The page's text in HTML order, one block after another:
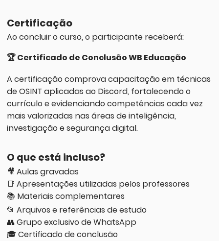
Certificação
Ao concluir o curso, o participante receberá:
🏆 Certificado de Conclusão WB Educação
A certificação comprova capacitação em técnicas
de OSINT aplicadas ao Discord, fortalecendo o
currículo e evidenciando competências cada vez
mais valorizadas nas áreas de inteligência,
investigação e segurança digital.
O que está incluso?
🎥 Aulas gravadas
📑 Apresentações utilizadas pelos professores
📚 Materiais complementares
📂 Arquivos e referências de estudo
👥 Grupo exclusivo de WhatsApp
🎓 Certificado de conclusão